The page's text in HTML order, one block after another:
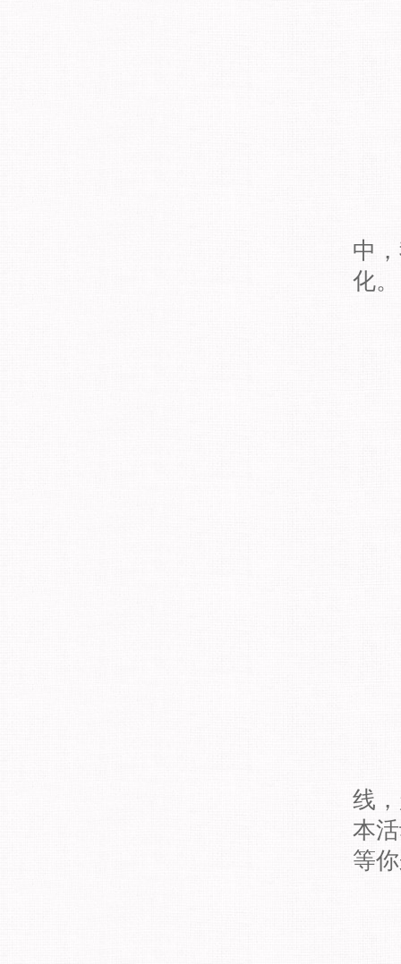
中
化。
线
本
等